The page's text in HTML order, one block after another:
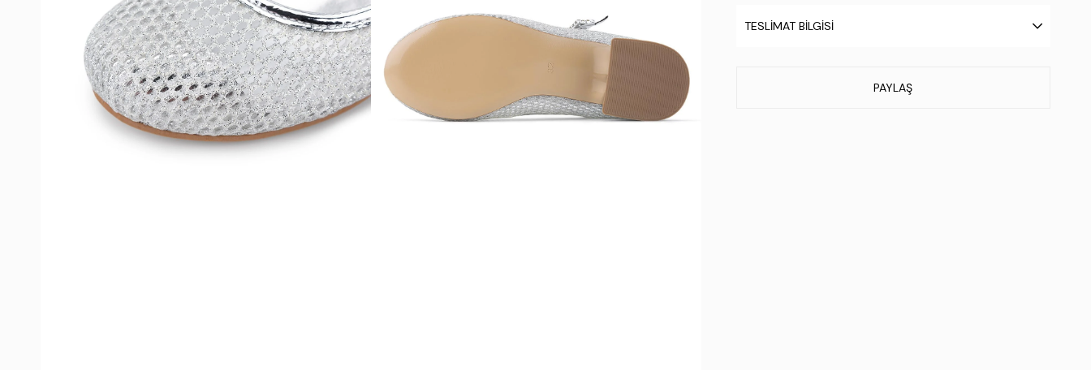
TESLIMAT BILGISI
PAYLAŞ